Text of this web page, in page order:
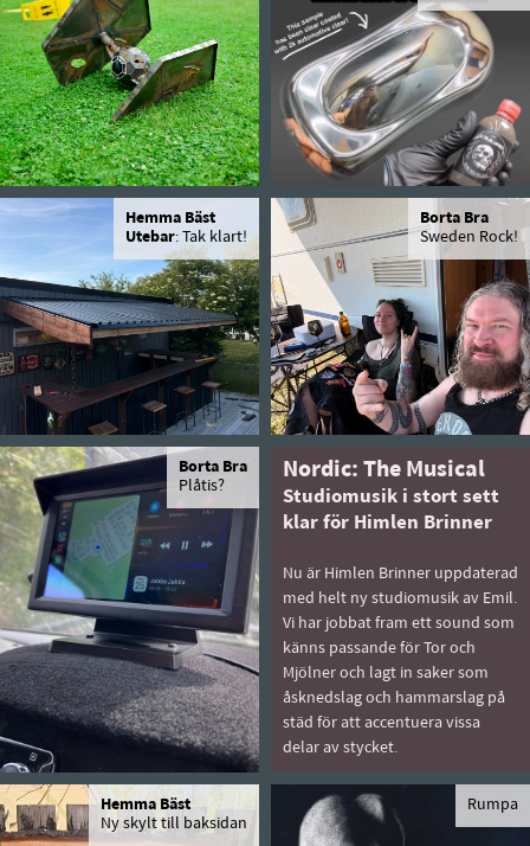
Hemma Bäst
Utebar: Tak klart!
Borta Bra
Sweden Rock!
Borta Bra
Plåtis?
Nordic: The Musical
Studiomusik i stort sett
klar för Himlen Brinner
Nu är Himlen Brinner uppdaterad
med helt ny studiomusik av Emil.
Vi har jobbat fram ett sound som
känns passande för Tor och
Mjölner och lagt in saker som
åsknedslag och hammarslag på
städ för att accentuera vissa
delar av stycket.
Hemma Bäst
Ny skylt till baksidan
Rumpa